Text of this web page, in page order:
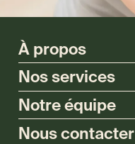
À propos
Nos services
Notre équipe
Nous contacter